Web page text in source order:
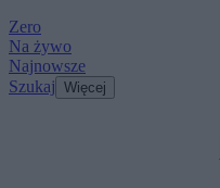
Zero
Na żywo
Najnowsze
Szukaj Więcej